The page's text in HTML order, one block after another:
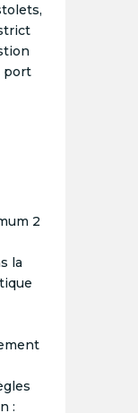
port
2
la
: